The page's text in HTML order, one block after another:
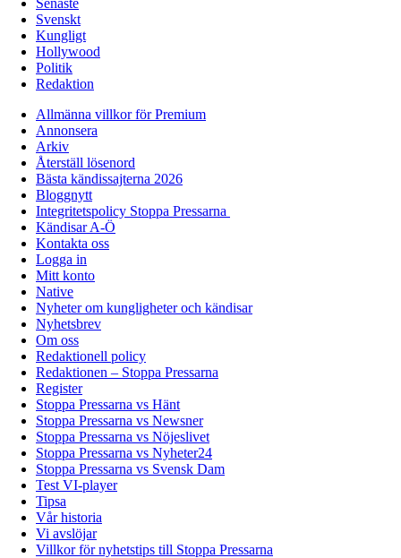
Senaste
Svenskt
Kungligt
Hollywood
Politik
Redaktion
Allmänna villkor för Premium
Annonsera
Arkiv
Återställ lösenord
Bästa kändissajterna 2026
Bloggnytt
Integritetspolicy Stoppa Pressarna
Kändisar A-Ö
Kontakta oss
Logga in
Mitt konto
Native
Nyheter om kungligheter och kändisar
Nyhetsbrev
Om oss
Redaktionell policy
Redaktionen – Stoppa Pressarna
Register
Stoppa Pressarna vs Hänt
Stoppa Pressarna vs Newsner
Stoppa Pressarna vs Nöjeslivet
Stoppa Pressarna vs Nyheter24
Stoppa Pressarna vs Svensk Dam
Test VI-player
Tipsa
Vår historia
Vi avslöjar
Villkor för nyhetstips till Stoppa Pressarna